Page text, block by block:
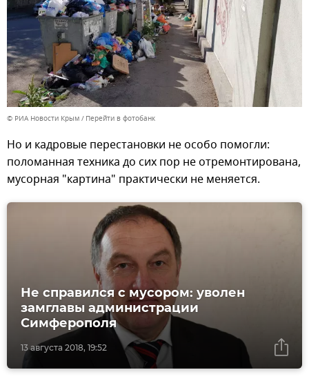
© РИА Новости Крым Перейти в фотобанк
Но и кадровые перестановки не особо помогли:
поломанная техника до сих пор не отремонтирована,
мусорная "картина" практически не меняется.
13 августа 2018, 19:52
Не справился с мусором: уволен
замглавы администрации
Симферополя